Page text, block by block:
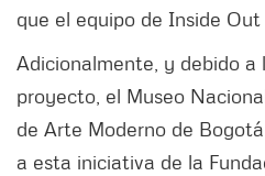
que el equipo de Inside
Adicionalmente, y debido
proyecto, el Museo
de Arte Moderno de
a esta iniciativa de la